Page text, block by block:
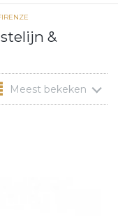
&
Meest bekeken